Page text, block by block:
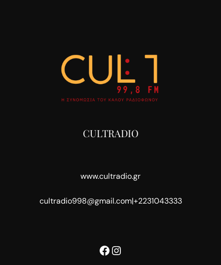
CULTRADIO
www.cultradio.gr
cultradio998@gmail.com|+2231043333
Facebook
Instagram